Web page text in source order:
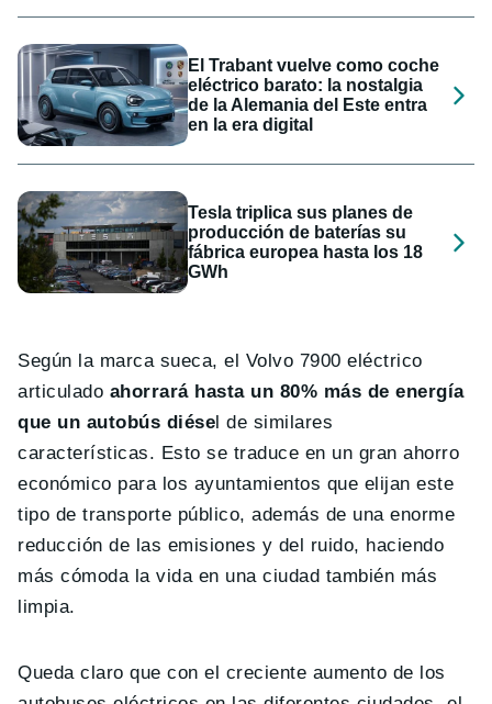
El Trabant vuelve como coche
eléctrico barato: la nostalgia
de la Alemania del Este entra
en la era digital
Tesla triplica sus planes de
producción de baterías su
fábrica europea hasta los 18
GWh
Según la marca sueca, el Volvo 7900 eléctrico
articulado ahorrará hasta un 80% más de energía
que un autobús diése l de similares
características. Esto se traduce en un gran ahorro
económico para los ayuntamientos que elijan este
tipo de transporte público, además de una enorme
reducción de las emisiones y del ruido, haciendo
más cómoda la vida en una ciudad también más
limpia.
Queda claro que con el creciente aumento de los